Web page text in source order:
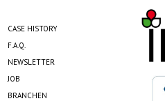
CASE HISTORY
F.A.Q.
NEWSLETTER
JOB
BRANCHEN